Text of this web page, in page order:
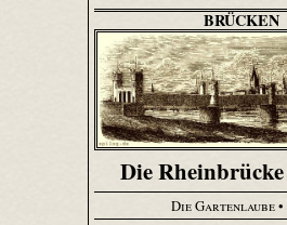
BRÜCKEN
Die
Die Gartenlaube